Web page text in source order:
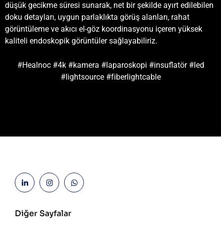
düşük gecikme süresi sunarak, net bir şekilde ayırt edilebilen
doku detayları, uygun parlaklıkta görüş alanları, rahat
görüntüleme ve akıcı el-göz koordinasyonu içeren yüksek
kaliteli endoskopik görüntüler sağlayabiliriz.
#Healnoc #4k #kamera #laparoskopi #insuflatör #led
#lightsource #fiberlightcable
Diğer Sayfalar